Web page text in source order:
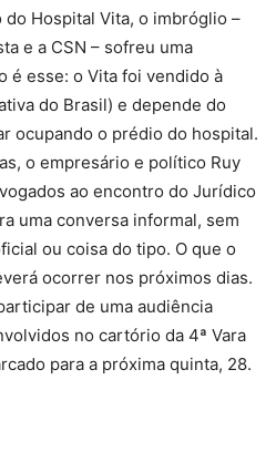
do Hospital Vita, o imbróglio –
e a CSN – sofreu uma
é esse: o Vita foi vendido à
do Brasil) e depende do
ocupando o prédio do hospital.
o empresário e político Ruy
ao encontro do Jurídico
uma conversa informal, sem
ou coisa do tipo. O que o
ocorrer nos próximos dias.
de uma audiência
no cartório da 4ª Vara
para a próxima quinta, 28.